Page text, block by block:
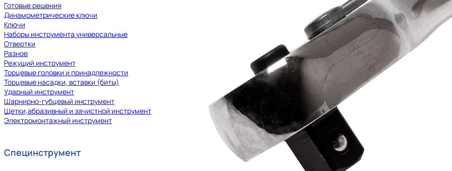
Готовые решения
Динамометрические ключи
Ключи
Наборы инструмента универсальные
Отвертки
Разное
Режущий инструмент
Торцевые головки и принадлежности
Торцевые насадки, вставки (биты)
Ударный инструмент
Шарнирно-губцевый инструмент
Щетки,абразивный и зачистной инструмент
Электромонтажный инструмент
Специнструмент